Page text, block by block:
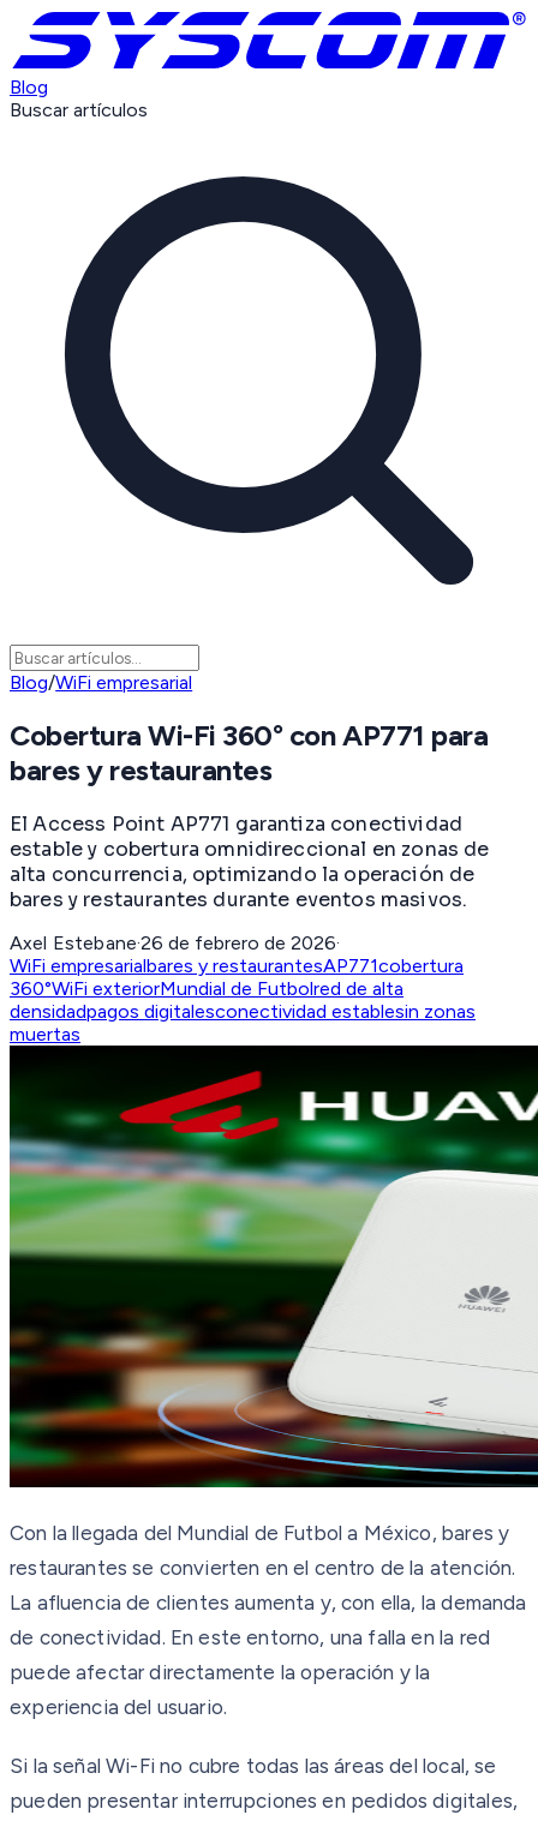
Blog
Buscar artículos
Blog/WiFi empresarial
Cobertura Wi-Fi 360° con AP771 para
bares y restaurantes
El Access Point AP771 garantiza conectividad
estable y cobertura omnidireccional en zonas de
alta concurrencia, optimizando la operación de
bares y restaurantes durante eventos masivos.
Axel Estebane·26 de febrero de 2026·
WiFi empresarialbares y restaurantesAP771cobertura
360°WiFi exteriorMundial de Futbolred de alta
densidadpagos digitalesconectividad establesin zonas
muertas
Con la llegada del Mundial de Futbol a México, bares y
restaurantes se convierten en el centro de la atención.
La afluencia de clientes aumenta y, con ella, la demanda
de conectividad. En este entorno, una falla en la red
puede afectar directamente la operación y la
experiencia del usuario.
Si la señal Wi-Fi no cubre todas las áreas del local, se
pueden presentar interrupciones en pedidos digitales,